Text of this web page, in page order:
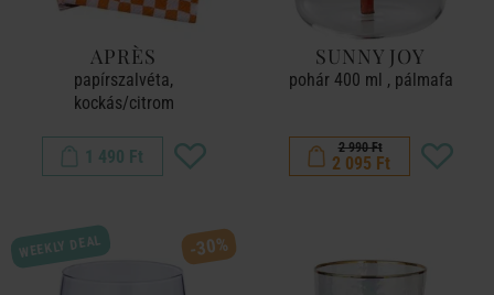
APRÈS
papírszalvéta,
kockás/citrom
1 490 Ft
SUNNY JOY
pohár 400 ml , pálmafa
2 990 Ft
2 095 Ft
WEEKLY DEAL -30%